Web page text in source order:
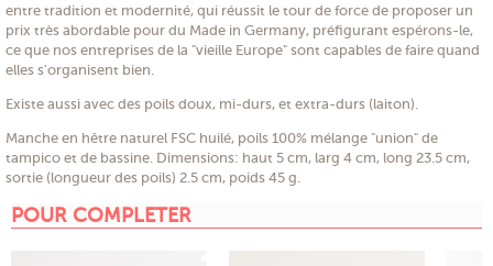
entre tradition et modernité, qui réussit le tour de force de proposer un
prix très abordable pour du Made in Germany, préfigurant espérons-le,
ce que nos entreprises de la "vieille Europe" sont capables de faire quand
elles s'organisent bien.
Existe aussi avec des poils doux, mi-durs, et extra-durs (laiton).
Manche en hêtre naturel FSC huilé, poils 100% mélange "union" de
tampico et de bassine. Dimensions: haut 5 cm, larg 4 cm, long 23.5 cm,
sortie (longueur des poils) 2.5 cm, poids 45 g.
POUR COMPLETER